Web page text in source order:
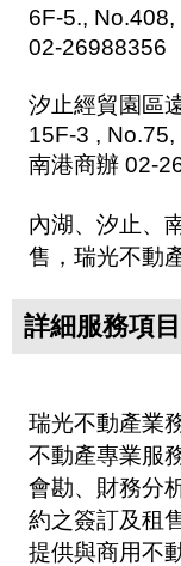
6F-5.,
02-26988356
汐止經貿園區
15F-3 ,
南港商辦 02-
內湖、汐止、
售，瑞光不動
詳細服務項目
瑞光不動產業
不動產專業服
會勘、財務分
約之簽訂及租
提供與商用不